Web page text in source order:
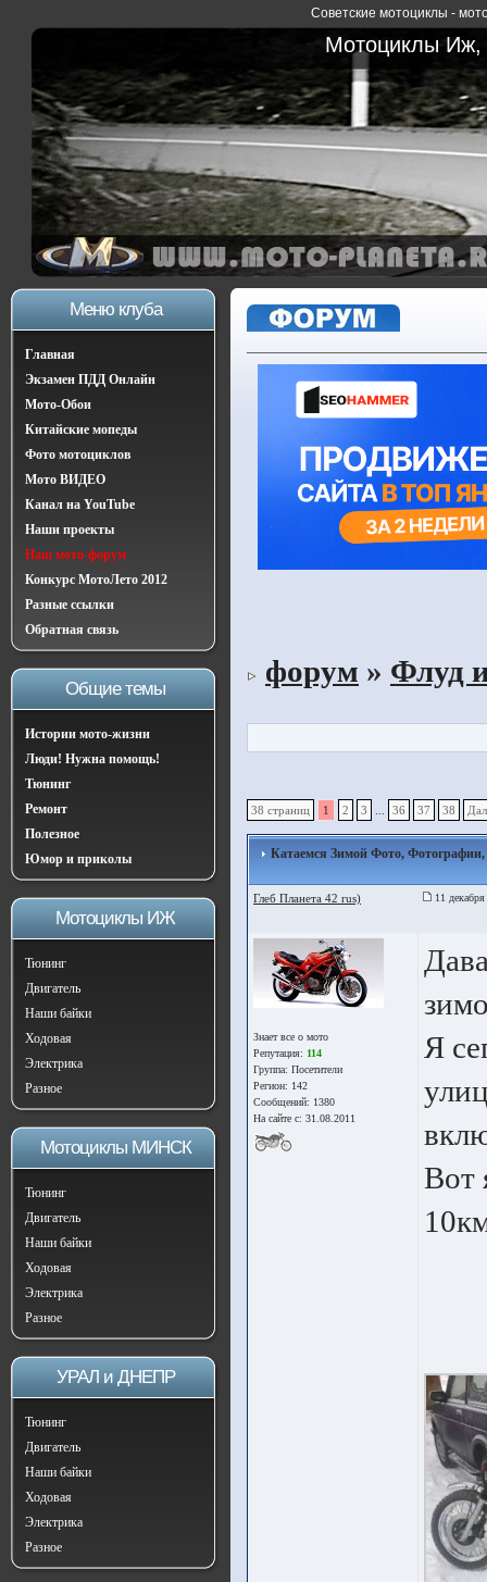
Советские мотоциклы -
Мотоциклы Иж,
Меню клуба
Главная
Экзамен ПДД Онлайн
Мото-Обои
Китайские мопеды
Фото мотоциклов
Мото ВИДЕО
Канал на YouTube
Наши проекты
Наш мото-форум
Конкурс МотоЛето 2012
Разные ссылки
Обратная связь
Общие темы
Истории мото-жизни
Люди! Нужна помощь!
Тюнинг
Ремонт
Полезное
Юмор и приколы
Мотоциклы ИЖ
Тюнинг
Двигатель
Наши байки
Ходовая
Электрика
Разное
Мотоциклы МИНСК
Тюнинг
Двигатель
Наши байки
Ходовая
Электрика
Разное
УРАЛ и ДНЕПР
Тюнинг
Двигатель
Наши байки
Ходовая
Электрика
Разное
форум » Флуд
38 страниц 1 2 3 36 37 38
Катаемся Зимой Фото, Фотографии,
Глеб Планета 42 rus) 11
Знает все о мото
Репутация: 114
Группа: Посетители
Регион: 142
Сообщений: 1380
На сайте с: 31.08.2011
Я
Вот